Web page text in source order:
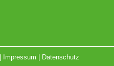
Impressum Datenschutz